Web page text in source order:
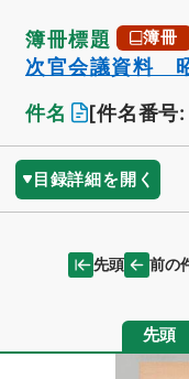
簿冊標題 簿冊
次官会議資料
件名
[件名番号
目録詳細を開く
先頭 前の
先頭